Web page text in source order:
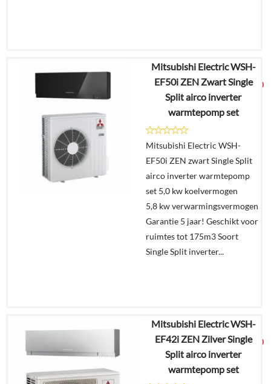
€3.757,05
€2.449,00
Details
In
winkelmand
Mitsubishi Electric WSH-
EF50i ZEN Zwart Single
Split airco inverter
warmtepomp set
Mitsubishi Electric WSH-
EF50i ZEN zwart Single Split
airco inverter warmtepomp
set 5,0 kw koelvermogen
5,8 kw verwarmingsvermogen
Garantie 5 jaar! Geschikt voor
ruimtes tot 175m3 Soort
Single Split inverter...
€3.847,80
€2.499,00
Details
Mitsubishi Electric WSH-
EF42i ZEN Zilver Single
Split airco inverter
warmtepomp set